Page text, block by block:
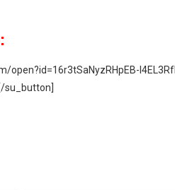
su_button]